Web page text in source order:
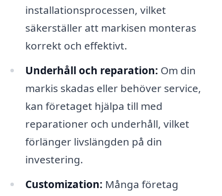
installationsprocessen, vilket
säkerställer att markisen monteras
korrekt och effektivt.
Underhåll och reparation: Om din
markis skadas eller behöver service,
kan företaget hjälpa till med
reparationer och underhåll, vilket
förlänger livslängden på din
investering.
Customization: Många företag